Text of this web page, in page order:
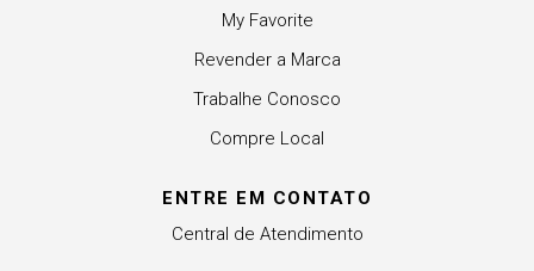
My Favorite
Revender a Marca
Trabalhe Conosco
Compre Local
ENTRE EM CONTATO
Central de Atendimento